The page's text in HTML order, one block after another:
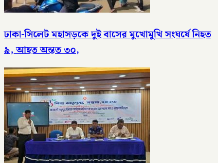
ঢাকা-সিলেট মহাসড়কে দুই বাসের মুখোমুখি সংঘর্ষে নিহত
৯, আহত অন্তত ৩০,